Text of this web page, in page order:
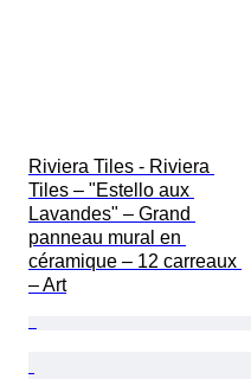
Riviera Tiles - Riviera
Tiles – "Estello aux
Lavandes" – Grand
panneau mural en
céramique – 12 carreaux
– Art